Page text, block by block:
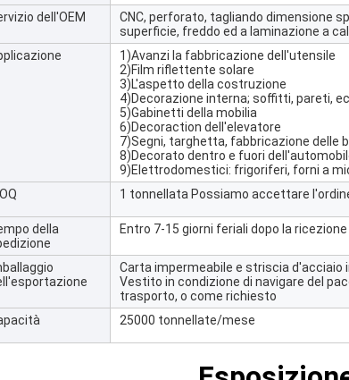
dell'OEM
CNC, perforato, tagliando dimensione
superficie, freddo ed a laminazione a
1)Avanzi la fabbricazione dell'utensile
2)Film riflettente solare
3)L'aspetto della costruzione
4)Decorazione interna; soffitti, pareti,
5)Gabinetti della mobilia
6)Decoraction dell'elevatore
7)Segni, targhetta, fabbricazione delle
8)Decorato dentro e fuori
9)Elettrodomestici: frigoriferi, forni a
1 tonnellata Possiamo accettare
della
Entro 7-15 giorni feriali dopo la
Carta impermeabile e striscia d'acciaio
Vestito in condizione di navigare del
trasporto, o come richiesto
25000 tonnellate/mese